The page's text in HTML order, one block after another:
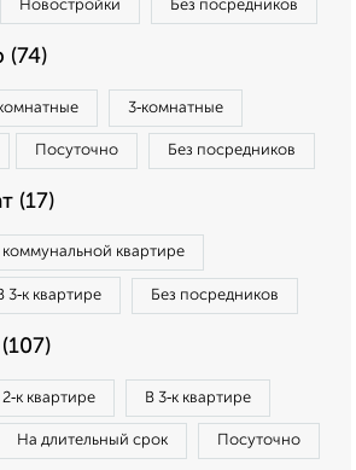
Новостройки Без посредников
(74)
3‑комнатные
Посуточно Без посредников
(17)
коммунальной квартире
3‑к квартире Без посредников
2‑к квартире В 3‑к квартире
На длительный срок Посуточно